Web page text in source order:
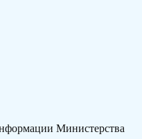
Министерства